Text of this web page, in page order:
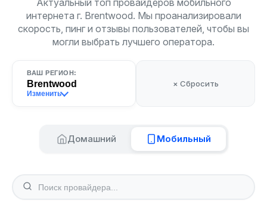
Актуальный топ провайдеров мобильного
интернета г. Brentwood. Мы проанализировали
скорость, пинг и отзывы пользователей, чтобы вы
могли выбрать лучшего оператора.
ВАШ РЕГИОН:
Brentwood
Изменить
× Сбросить
Домашний Мобильный